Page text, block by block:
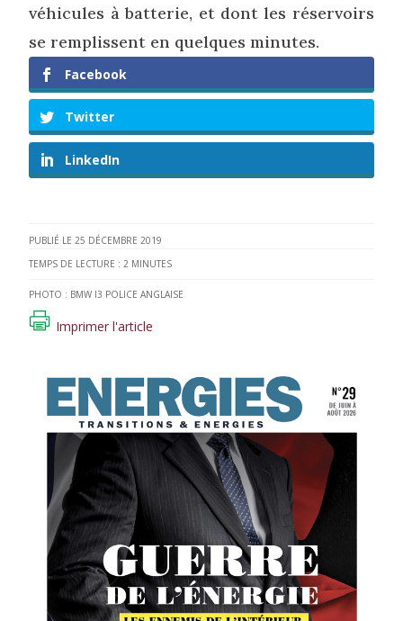
25 DÉCEMBRE 2019
TEMPS DE LECTURE : 2 MINUTES
PHOTO : BMW I3 POLICE ANGLAISE
Imprimer l'article
véhicules à batterie, et dont les réservoirs
se remplissent en quelques minutes.
Facebook
Twitter
LinkedIn